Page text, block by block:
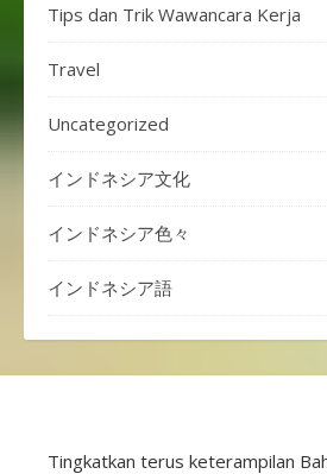
Tips dan Trik Wawancara Kerja
Travel
Uncategorized
インドネシア文化
インドネシア色々
インドネシア語
Tingkatkan terus keterampilan